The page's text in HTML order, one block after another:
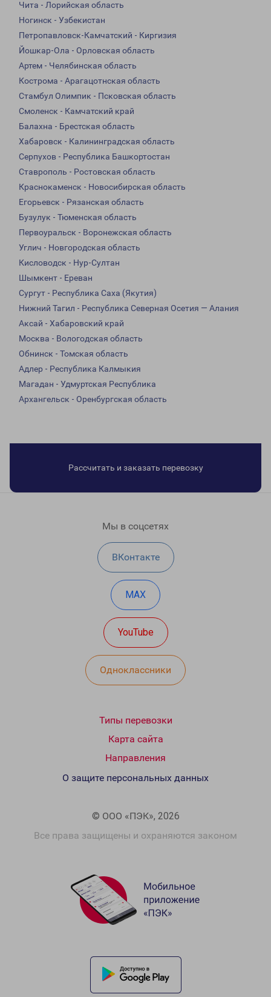
Чита - Лорийская область
Ногинск - Узбекистан
Петропавловск-Камчатский - Киргизия
Йошкар-Ола - Орловская область
Артем - Челябинская область
Кострома - Арагацотнская область
Стамбул Олимпик - Псковская область
Смоленск - Камчатский край
Балахна - Брестская область
Хабаровск - Калининградская область
Серпухов - Республика Башкортостан
Ставрополь - Ростовская область
Краснокаменск - Новосибирская область
Егорьевск - Рязанская область
Бузулук - Тюменская область
Первоуральск - Воронежская область
Углич - Новгородская область
Кисловодск - Нур-Султан
Шымкент - Ереван
Сургут - Республика Саха (Якутия)
Нижний Тагил - Республика Северная Осетия — Алания
Аксай - Хабаровский край
Москва - Вологодская область
Обнинск - Томская область
Адлер - Республика Калмыкия
Магадан - Удмуртская Республика
Архангельск - Оренбургская область
Рассчитать и заказать перевозку
Мы в соцсетях
ВКонтакте
MAX
YouTube
Одноклассники
Типы перевозки
Карта сайта
Направления
© ООО «ПЭК», 2026
Все права защищены и охраняются законом
О защите персональных данных